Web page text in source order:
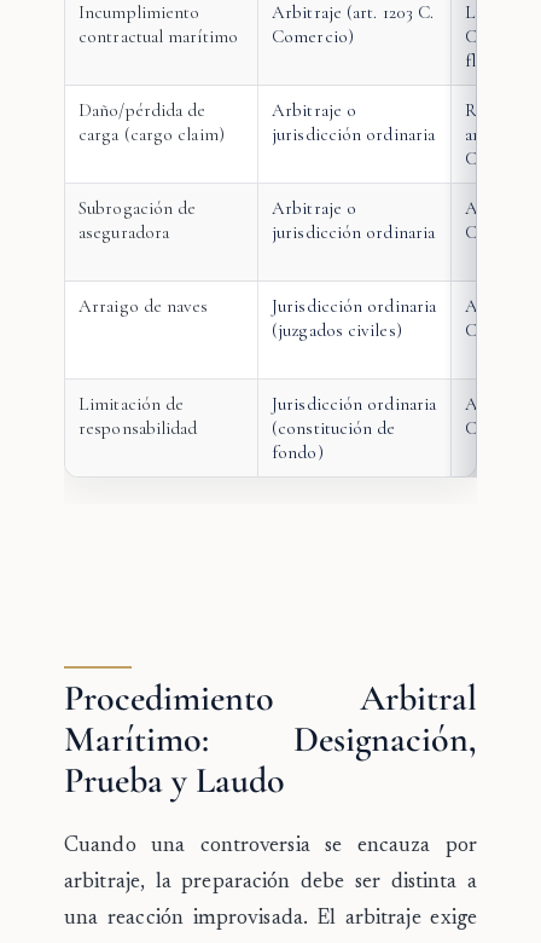
Incumplimiento
contractual marítimo
Arbitraje (art. 1203 C.
Comercio)
Libro III
Daño/pérdida de
carga (cargo claim)
Arbitraje o
jurisdicción ordinaria
Reglas
arts. 974+
Comercio
Subrogación de
aseguradora
Arbitraje o
jurisdicción ordinaria
Arts.
Arraigo de naves
Jurisdicción ordinaria
(juzgados civiles)
Arts.
Comercio
Limitación de
responsabilidad
Jurisdicción ordinaria
(constitución de
fondo)
Arts.
Comercio
Procedimiento Arbitral
Marítimo: Designación,
Prueba y Laudo
Cuando una controversia se encauza por
arbitraje, la preparación debe ser distinta a
una reacción improvisada. El arbitraje exige